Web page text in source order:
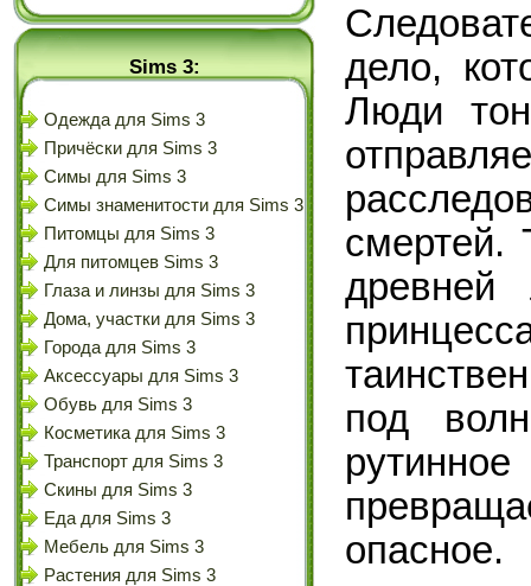
Sims 3:
Одежда для Sims 3
Причёски для Sims 3
Симы для Sims 3
Симы знаменитости для Sims 3
Питомцы для Sims 3
Для питомцев Sims 3
Глаза и линзы для Sims 3
Дома, участки для Sims 3
Города для Sims 3
Аксессуары для Sims 3
Обувь для Sims 3
Косметика для Sims 3
Транспорт для Sims 3
Скины для Sims 3
Еда для Sims 3
Мебель для Sims 3
Растения для Sims 3
дело,
Люди
смертей.
под
опасное.